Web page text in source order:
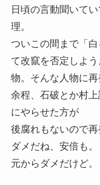
日頃の言動聞いて
理。
ついこの間まで「
て改竄を否定しよ
物。そんな人物に再
余程、石破とか村
にやらせた方が
後腐れもないので再
ダメだね、安倍も。
元からダメだけど。